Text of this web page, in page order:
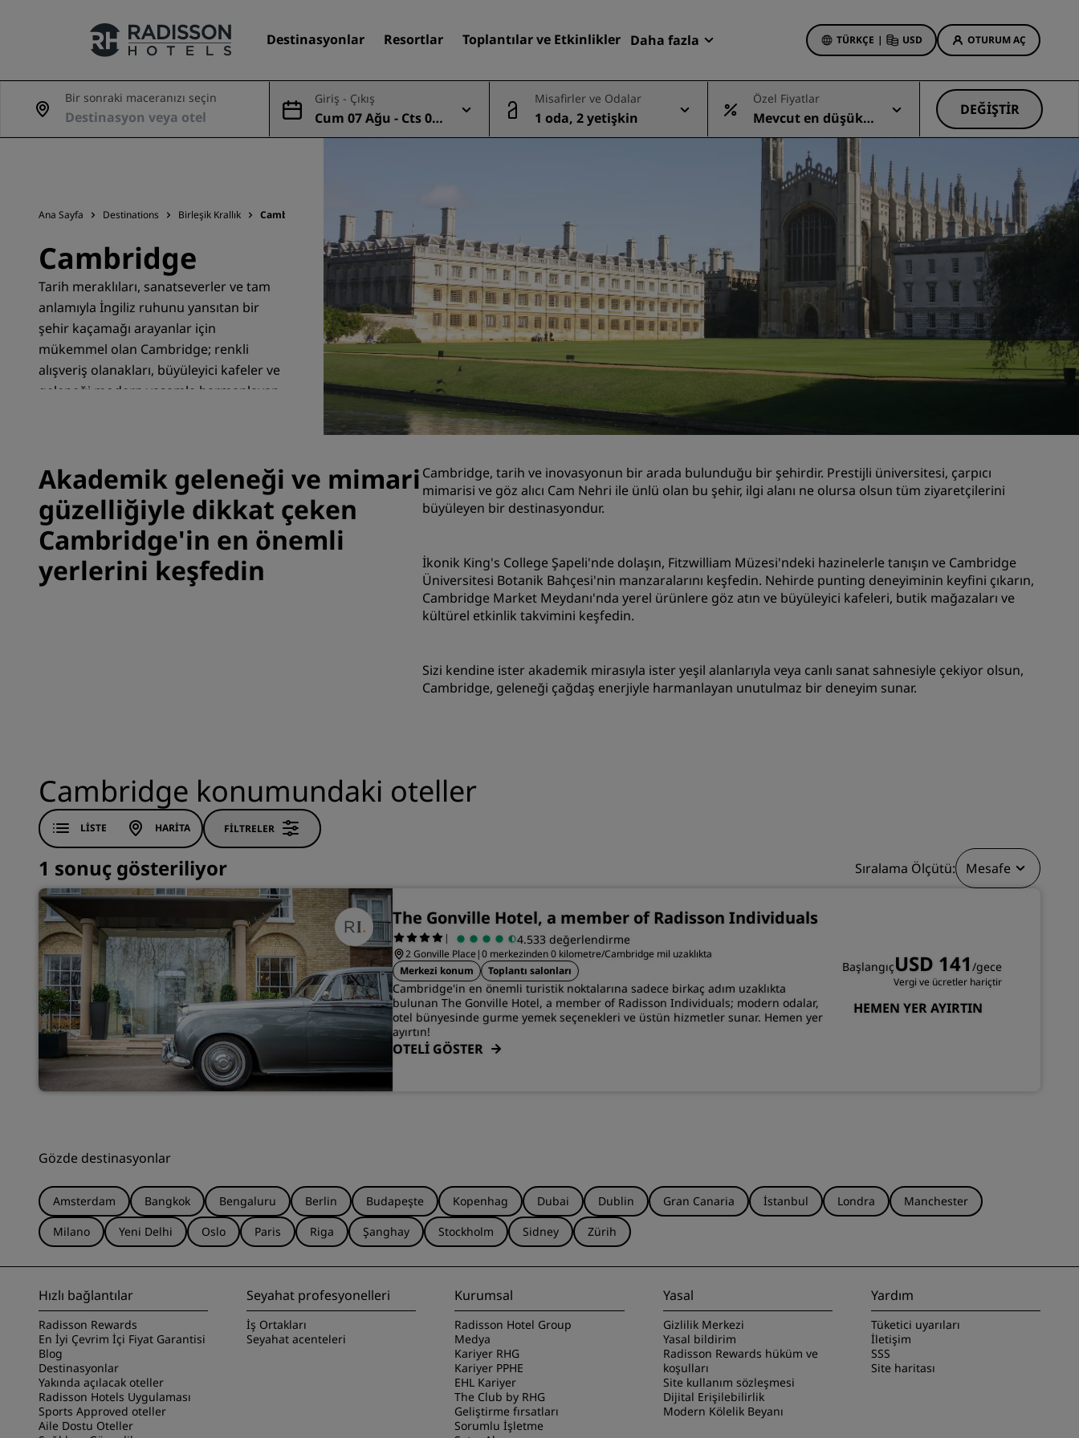
Destinasyonlar Resortlar Toplantılar ve Etkinlikler Daha fazla
Fırsatlar
Radisson Rewards
Rezervasyonlarım
TÜRKÇE | USD OTURUM AÇ
Markalarımız
Otelinizi bulun
Havaalanı otelleri
Yeni & yakında kullanıma
sunulacak oteller
Toplantılar ve Etkinlikler
Radisson Meetings'i Keşfedin
Toplantı odası rezerve edin
Etkinlik Destinasyonları
Uçuş ara
Yemek
Search for a restaurant
Radisson Hotels Uygulaması
Otel Fırsatları
Tekliflerimizi keşfedin
İlk seferin büyüsü
Deals of the Day
Erken rezervasyon
Paketlerimize göz atın
Seyahat fikirleri
Aile dostu oteller
Düğün mekanları
Spor takımı konaklamaları
Şehir merkezi otelleri
Blogumuzu ziyaret edin
Radisson Rewards'u keşfedin
Avantajlar
Bookers and Planners
Bir sonraki maceranızı seçin Giriş - Çıkış
Cum 07 Ağu - Cts 08
Ağu
Misafirler ve Odalar
1 oda, 2 yetişkin
Özel Fiyatlar
Mevcut en düşük
fiyat
DEĞIŞTIR
Ana Sayfa Destinations Birleşik Krallık Cambridge
Cambridge
Tarih meraklıları, sanatseverler ve tam
anlamıyla İngiliz ruhunu yansıtan bir
şehir kaçamağı arayanlar için
mükemmel olan Cambridge; renkli
alışveriş olanakları, büyüleyici kafeler ve
geleneği modern yaşamla harmanlayan
Akademik geleneği ve mimari
güzelliğiyle dikkat çeken
Cambridge'in en önemli
yerlerini keşfedin
Cambridge, tarih ve inovasyonun bir arada bulunduğu bir şehirdir. Prestijli üniversitesi, çarpıcı
mimarisi ve göz alıcı Cam Nehri ile ünlü olan bu şehir, ilgi alanı ne olursa olsun tüm ziyaretçilerini
büyüleyen bir destinasyondur.
İkonik King's College Şapeli'nde dolaşın, Fitzwilliam Müzesi'ndeki hazinelerle tanışın ve Cambridge
Üniversitesi Botanik Bahçesi'nin manzaralarını keşfedin. Nehirde punting deneyiminin keyfini çıkarın,
Cambridge Market Meydanı'nda yerel ürünlere göz atın ve büyüleyici kafeleri, butik mağazaları ve
kültürel etkinlik takvimini keşfedin.
Sizi kendine ister akademik mirasıyla ister yeşil alanlarıyla veya canlı sanat sahnesiyle çekiyor olsun,
Cambridge, geleneği çağdaş enerjiyle harmanlayan unutulmaz bir deneyim sunar.
Cambridge konumundaki oteller
LISTE HARITA FILTRELER
1 sonuç gösteriliyor Sıralama Ölçütü: Mesafe
The Gonville Hotel, a member of Radisson Individuals
| 4.533 değerlendirme
2 Gonville Place |0 merkezinden 0 kilometre/Cambridge mil uzaklıkta
Merkezi konum
Toplantı salonları
Cambridge'in en önemli turistik noktalarına sadece birkaç adım uzaklıkta
bulunan The Gonville Hotel, a member of Radisson Individuals; modern odalar,
otel bünyesinde gurme yemek seçenekleri ve üstün hizmetler sunar. Hemen yer
ayırtın!
OTELİ GÖSTER
BaşlangıçUSD 141 /gece
Vergi ve ücretler hariçtir
HEMEN YER AYIRTIN
Gözde destinasyonlar
Amsterdam Bangkok Bengaluru Berlin Budapeşte Kopenhag Dubai Dublin Gran Canaria İstanbul Londra
Manchester
Milano
Yeni Delhi Oslo Paris Riga Şanghay Stockholm Sidney Zürih
Hızlı bağlantılar
Radisson Rewards
En İyi Çevrim İçi Fiyat Garantisi
Blog
Destinasyonlar
Yakında açılacak oteller
Radisson Hotels Uygulaması
Sports Approved oteller
Aile Dostu Oteller
Seyahat profesyonelleri
İş Ortakları
Seyahat acenteleri
Kurumsal
Radisson Hotel Group
Medya
Kariyer RHG
Kariyer PPHE
EHL Kariyer
The Club by RHG
Geliştirme fırsatları
Sorumlu İşletme
Yasal
Gizlilik Merkezi
Yasal bildirim
Radisson Rewards hüküm ve
koşulları
Site kullanım sözleşmesi
Dijital Erişilebilirlik
Modern Kölelik Beyanı
Yardım
Tüketici uyarıları
İletişim
SSS
Site haritası